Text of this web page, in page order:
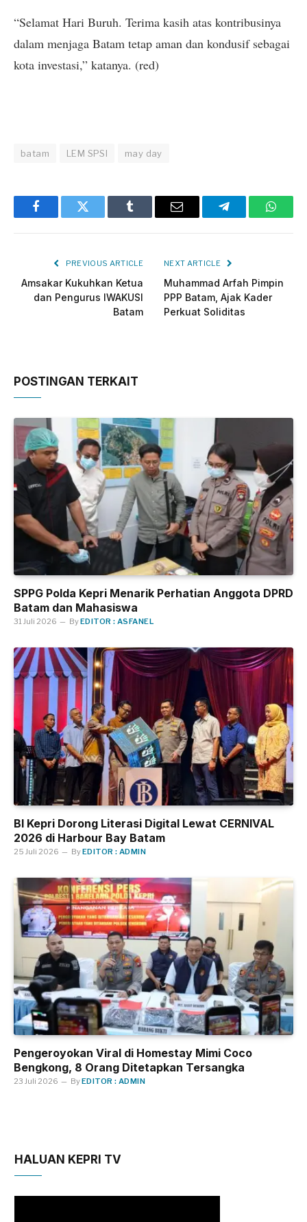
“Selamat Hari Buruh. Terima kasih atas kontribusinya
dalam menjaga Batam tetap aman dan kondusif sebagai
kota investasi,” katanya. (red)
batam LEM SPSI may day
FacebookTwitter Tumblr Email Telegram
PREVIOUS ARTICLE
Amsakar Kukuhkan Ketua
dan Pengurus IWAKUSI
Batam
NEXT ARTICLE
Muhammad Arfah Pimpin
PPP Batam, Ajak Kader
Perkuat Soliditas
POSTINGAN TERKAIT
SPPG Polda Kepri Menarik Perhatian Anggota DPRD
Batam dan Mahasiswa
31 Juli 2026 ByEDITOR : ASFANEL
BI Kepri Dorong Literasi Digital Lewat CERNIVAL
2026 di Harbour Bay Batam
25 Juli 2026 ByEDITOR : ADMIN
Pengeroyokan Viral di Homestay Mimi Coco
Bengkong, 8 Orang Ditetapkan Tersangka
23 Juli 2026 ByEDITOR : ADMIN
HALUAN KEPRI TV